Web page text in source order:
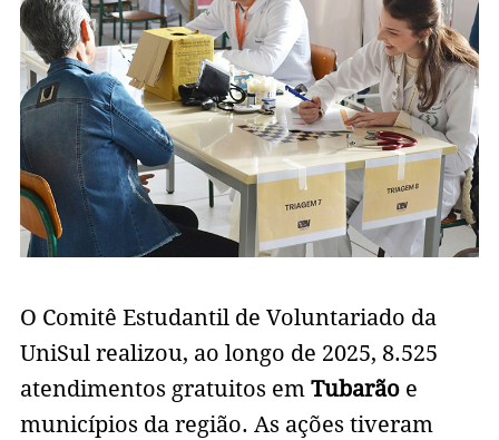
O Comitê Estudantil de Voluntariado da
UniSul realizou, ao longo de 2025, 8.525
atendimentos gratuitos em Tubarãoe
municípios da região. As ações tiveram